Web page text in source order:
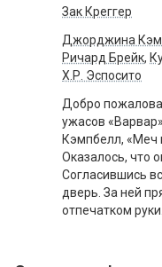
Зак Креггер
Джорджина
Ричард Брейк,
Х.Р. Эспосито
Добро
ужасов
Кэмпбелл, «Меч
Оказалось, что
Согласившись
дверь. За ней
отпечатком